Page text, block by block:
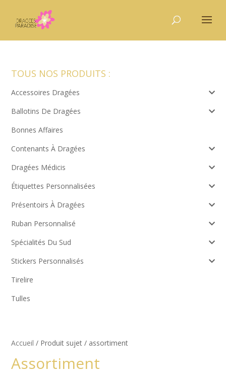
Accueil / Produit sujet / assortiment
Assortiment
TOUS NOS PRODUITS :
Accessoires Dragées
Ballotins De Dragées
Bonnes Affaires
Contenants À Dragées
Dragées Médicis
Étiquettes Personnalisées
Présentoirs À Dragées
Ruban Personnalisé
Spécialités Du Sud
Stickers Personnalisés
Tirelire
Tulles